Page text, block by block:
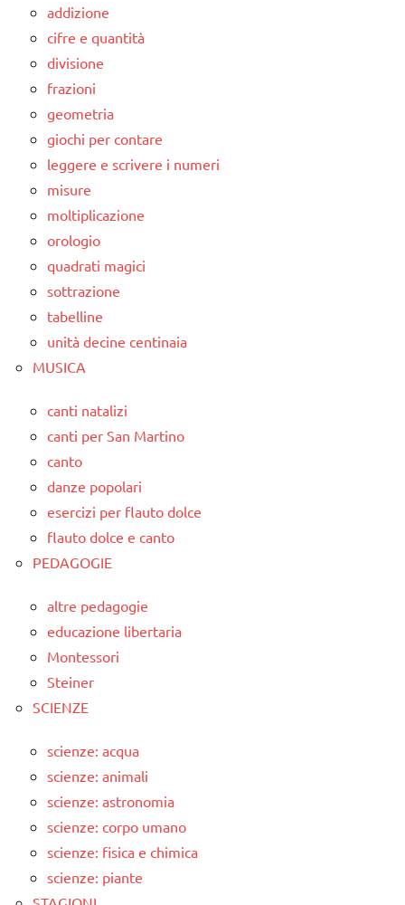
addizione
cifre e quantità
divisione
frazioni
geometria
giochi per contare
leggere e scrivere i numeri
misure
moltiplicazione
orologio
quadrati magici
sottrazione
tabelline
unità decine centinaia
MUSICA
canti natalizi
canti per San Martino
canto
danze popolari
esercizi per flauto dolce
flauto dolce e canto
PEDAGOGIE
altre pedagogie
educazione libertaria
Montessori
Steiner
SCIENZE
scienze: acqua
scienze: animali
scienze: astronomia
scienze: corpo umano
scienze: fisica e chimica
scienze: piante